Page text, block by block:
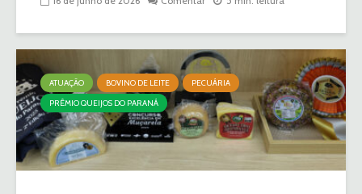
ATUAÇÃO BOVINO DE LEITE
PECUÁRIA
PRÊMIO QUEIJOS DO PARANÁ